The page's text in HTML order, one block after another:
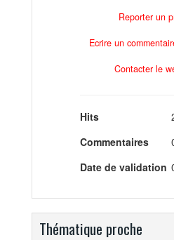
Reporter un
Ecrire un
Contacter le
Hits
Commentaires
Date de validation
Thématique proche